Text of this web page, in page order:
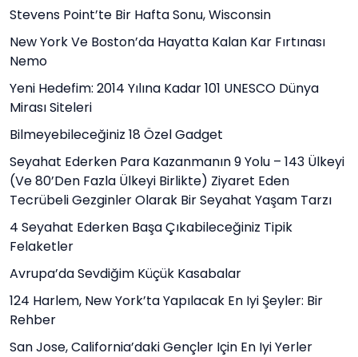
Stevens Point’te Bir Hafta Sonu, Wisconsin
New York Ve Boston’da Hayatta Kalan Kar Fırtınası
Nemo
Yeni Hedefim: 2014 Yılına Kadar 101 UNESCO Dünya
Mirası Siteleri
Bilmeyebileceğiniz 18 Özel Gadget
Seyahat Ederken Para Kazanmanın 9 Yolu – 143 Ülkeyi
(ve 80’den Fazla Ülkeyi Birlikte) Ziyaret Eden
Tecrübeli Gezginler Olarak Bir Seyahat Yaşam Tarzı
4 Seyahat Ederken Başa Çıkabileceğiniz Tipik
Felaketler
Avrupa’da Sevdiğim Küçük Kasabalar
124 Harlem, New York’ta Yapılacak En Iyi Şeyler: Bir
Rehber
San Jose, California’daki Gençler Için En Iyi Yerler